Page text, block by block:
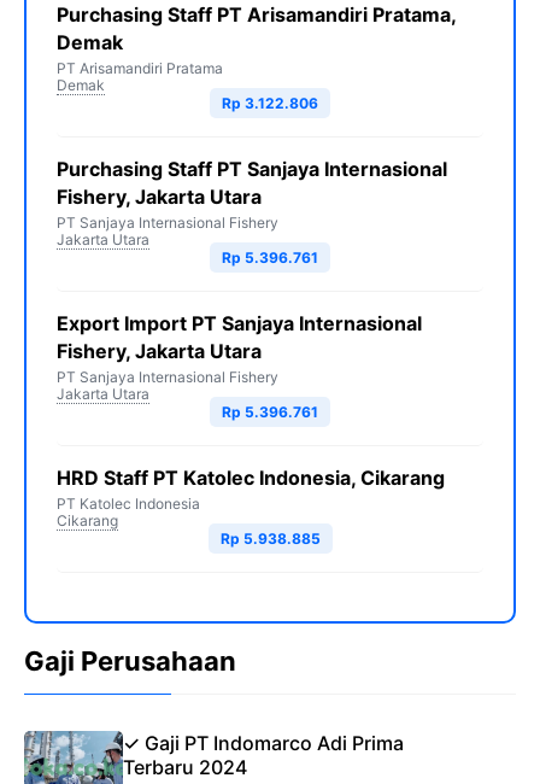
Purchasing Staff PT Arisamandiri Pratama,
Demak
PT Arisamandiri Pratama
Demak
Rp 3.122.806
Purchasing Staff PT Sanjaya Internasional
Fishery, Jakarta Utara
PT Sanjaya Internasional Fishery
Jakarta Utara
Rp 5.396.761
Export Import PT Sanjaya Internasional
Fishery, Jakarta Utara
PT Sanjaya Internasional Fishery
Jakarta Utara
Rp 5.396.761
HRD Staff PT Katolec Indonesia, Cikarang
PT Katolec Indonesia
Cikarang
Rp 5.938.885
Gaji Perusahaan
✓ Gaji PT Indomarco Adi Prima
Terbaru 2024